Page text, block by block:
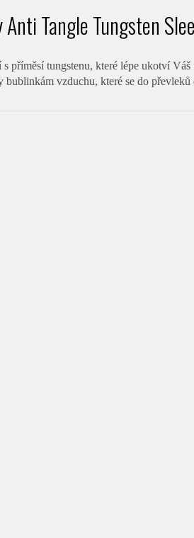
Anti Tangle Tungsten
příměsí tungstenu, které lépe ukotví
vzduchu, které se do